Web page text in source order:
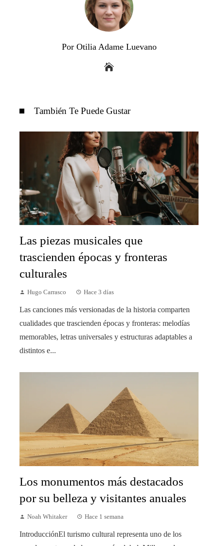
Por Otilia Adame Luevano
También Te Puede Gustar
Las piezas musicales que
trascienden épocas y fronteras
culturales
Hugo Carrasco Hace 3 días
Las canciones más versionadas de la historia comparten
cualidades que trascienden épocas y fronteras: melodías
memorables, letras universales y estructuras adaptables a
distintos e...
Los monumentos más destacados
por su belleza y visitantes anuales
Noah Whitaker Hace 1 semana
IntroducciónEl turismo cultural representa uno de los